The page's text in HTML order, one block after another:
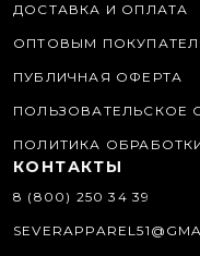
ДОСТАВКА И ОПЛАТА
ОПТОВЫМ
ПУБЛИЧНАЯ ОФЕРТА
ПОЛЬЗОВАТЕЛЬСКОЕ
ПОЛИТИКА
КОНТАКТЫ
8 (800) 250 34 39